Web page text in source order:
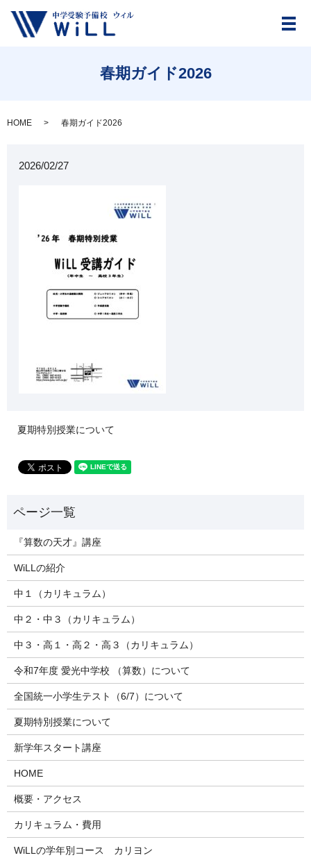
メ
春期ガイド2026
HOME 春期ガイド2026
2026/02/27
夏期特別授業について
『算数の天才』講座
WiLLの紹介
中１（カリキュラム）
中２・中３（カリキュラム）
中３・高１・高２・高３（カリキュラム）
令和7年度 愛光中学校 （算数）について
全国統一小学生テスト（6/7）について
夏期特別授業について
新学年スタート講座
HOME
概要・アクセス
カリキュラム・費用
WiLLの学年別コース カリヨン